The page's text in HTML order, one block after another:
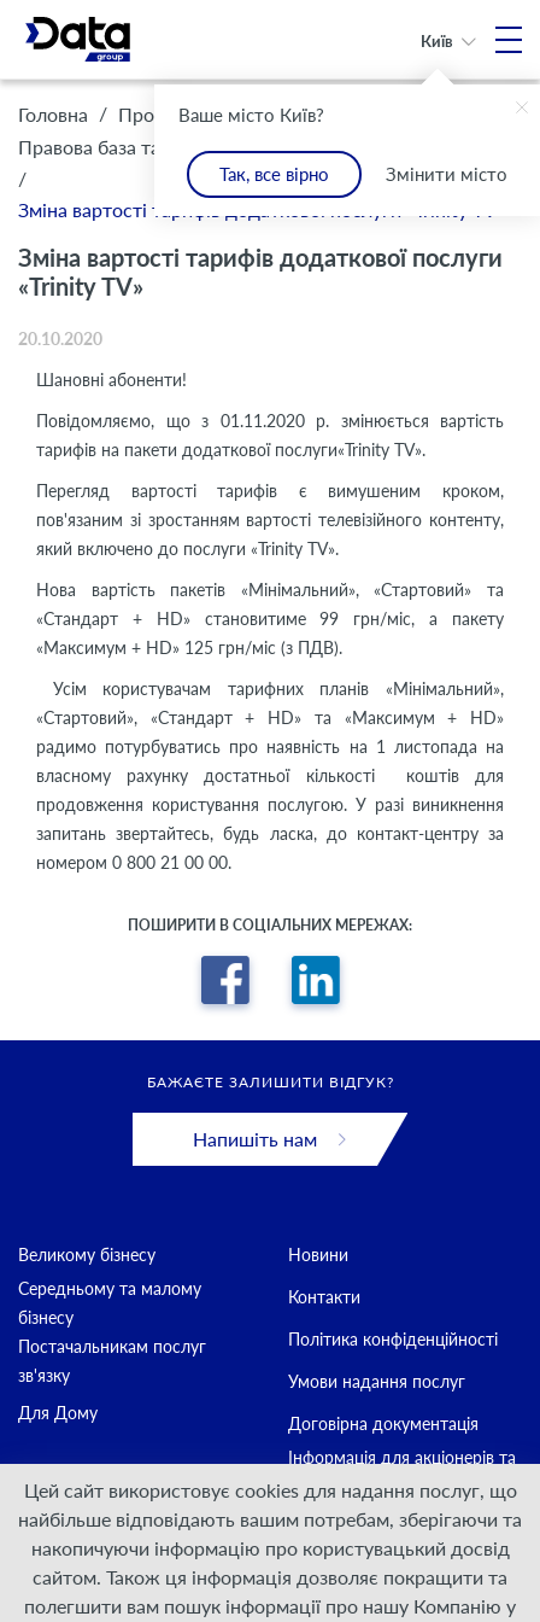
Ваше місто Київ?
Так, все вірно Змінити місто
Київ
Головна / Про Компанію /
Правова база та комплаєнс / Інформація для клієнтів
/
Зміна вартості тарифів додаткової послуги «Trinity TV»
Зміна вартості тарифів додаткової послуги
«Trinity TV»
20.10.2020
Шановні абоненти!
Повідомляємо, що з 01.11.2020 р. змінюється вартість
тарифів на пакети додаткової послуги«Trinity TV».
Перегляд вартості тарифів є вимушеним кроком,
пов'язаним зі зростанням вартості телевізійного контенту,
який включено до послуги «Trinity TV».
Нова вартість пакетів «Мінімальний», «Стартовий» та
«Стандарт + HD» становитиме 99 грн/міс, а пакету
«Максимум + HD» 125 грн/міс (з ПДВ).
Усім користувачам тарифних планів «Мінімальний»,
«Стартовий», «Стандарт + HD» та «Максимум + HD»
радимо потурбуватись про наявність на 1 листопада на
власному рахунку достатньої кількості коштів для
продовження користування послугою. У разі виникнення
запитань звертайтесь, будь ласка, до контакт-центру за
номером 0 800 21 00 00.
ПОШИРИТИ В СОЦІАЛЬНИХ МЕРЕЖАХ:
БАЖАЄТЕ ЗАЛИШИТИ ВІДГУК?
Напишіть нам
Великому бізнесу
Середньому та малому
бізнесу
Постачальникам послуг
зв'язку
Для Дому
Новини
Контакти
Політика конфіденційності
Умови надання послуг
Договірна документація
Інформація для акціонерів та
стейкхолдерів
Приєднуйтесь:
Цей сайт використовує cookies для надання послуг, що
найбільше відповідають вашим потребам, зберігаючи та
накопичуючи інформацію про користувацький досвід
сайтом. Також ця інформація дозволяє покращити та
полегшити вам пошук інформації про нашу Компанію у